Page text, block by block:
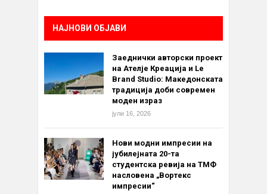
НАЈНОВИ ОБЈАВИ
Заеднички авторски проект
на Ателје Креација и Le
Brand Studio: Македонската
традиција доби современ
моден израз
јули 16, 2026
Нови модни импресии на
јубилејната 20-та
студентска ревија на ТМФ
насловена „Вортекс
импресии“